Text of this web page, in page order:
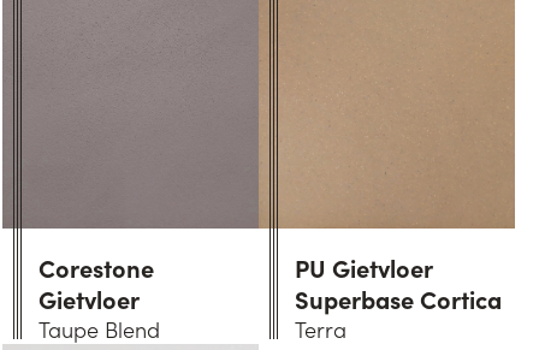
Corestone
Gietvloer
Taupe Blend
PU Gietvloer
Superbase Cortica
Terra